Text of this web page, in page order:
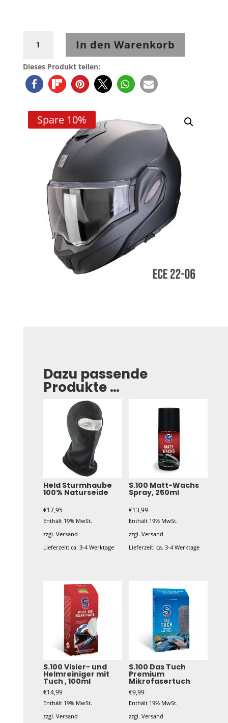
Dieses Produkt teilen:
Spare 10%
EXO-
EVO
PRO
perlmutt-
Menge
In den Warenkorb
Dazu passende
Produkte …
Held Sturmhaube
100% Naturseide
€17,95
Enthält 19% MwSt.
zzgl.Versand
Lieferzeit: ca. 3-4 Werktage
S.100 Matt-Wachs
Spray, 250ml
€13,99
Enthält 19% MwSt.
zzgl. Versand
Lieferzeit: ca. 3-4 Werktage
S.100 Visier- und
Helmreiniger mit
Tuch , 100ml
€14,99
Enthält 19% MwSt.
zzgl.Versand
S.100 Das Tuch
Premium
Mikrofasertuch
€9,99
Enthält 19% MwSt.
zzgl. Versand